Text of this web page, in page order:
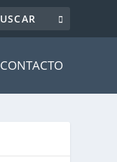
CONTACTO